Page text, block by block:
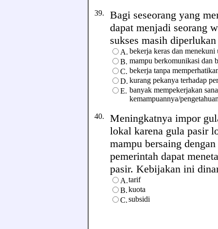
39. Bagi seseorang yang
dapat menjadi seorang
sukses masih
A. bekerja keras dan menekuni
B. mampu berkomunikasi dan
C. bekerja tanpa
D. kurang pekanya terhadap
E. banyak mempekerjakan
kemampuannya/
40. Meningkatnya impor
lokal karena gula pasir
mampu bersaing
pemerintah dapat
pasir. Kebijakan ini
A.tarif
B.kuota
C.subsidi